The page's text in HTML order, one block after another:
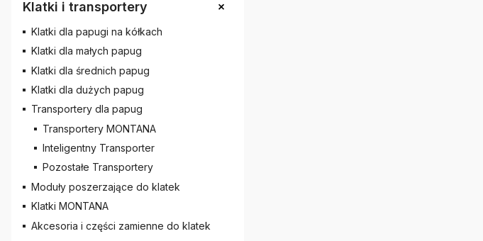
Klatki i transportery +
Klatki dla papugi na kółkach
Klatki dla małych papug
Klatki dla średnich papug
Klatki dla dużych papug
Transportery dla papug
Transportery MONTANA
Inteligentny Transporter
Pozostałe Transportery
Moduły poszerzające do klatek
Klatki MONTANA
Akcesoria i części zamienne do klatek